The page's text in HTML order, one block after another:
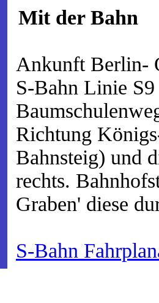
Mit der Bahn
Ankunft Berlin-
S-Bahn Linie
Richtung
Bahnsteig) und
rechts.
Graben' diese
S-Bahn